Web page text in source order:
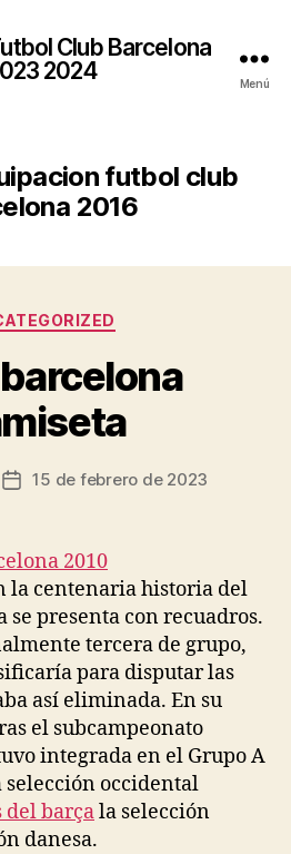
Club Barcelona
2024
Menú
futbol club
2016
Categorías
Fecha
entrada
15 de febrero de 2023
la centenaria historia del
se presenta con recuadros.
tercera de grupo,
para disputar las
así eliminada. En su
el subcampeonato
integrada en el Grupo A
occidental
del barçala selección
danesa.